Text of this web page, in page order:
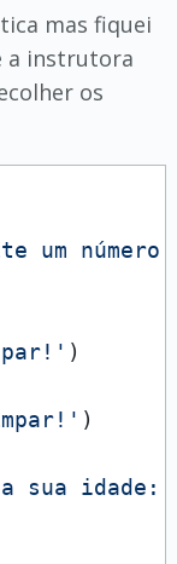
mas fiquei
a instrutora
os
um
)
sua idade: